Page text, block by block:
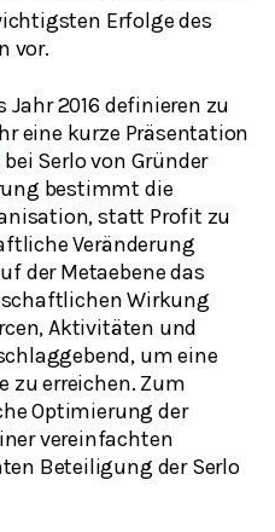
Erfolge des
vor.
Jahr 2016 definieren zu
eine kurze Präsentation
bei Serlo von Gründer
bestimmt die
statt Profit zu
Veränderung
der Metaebene das
Wirkung
Aktivitäten und
um eine
zu erreichen. Zum
Optimierung der
vereinfachten
Beteiligung der Serlo